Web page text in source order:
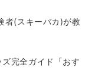
者(スキーバカ)が教
ズ完全ガイド「おす